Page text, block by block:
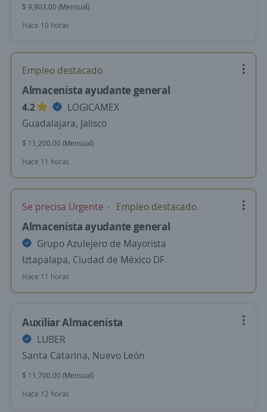
$ 9,903.00 (Mensual)
Hace 10 horas
Empleo destacado
Almacenista ayudante general
4.2
LOGICAMEX
Guadalajara, Jalisco
$ 11,200.00 (Mensual)
Hace 11 horas
Se precisa Urgente Empleo destacado
Almacenista ayudante general
Grupo Azulejero de Mayorista
Iztapalapa, Ciudad de México DF
Hace 11 horas
Auxiliar Almacenista
LUBER
Santa Catarina, Nuevo León
$ 11,700.00 (Mensual)
Hace 12 horas